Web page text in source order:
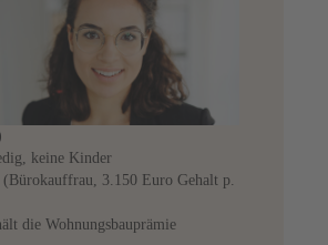
keine Kinder
3.150 Euro Gehalt p.
die Wohnungsbauprämie